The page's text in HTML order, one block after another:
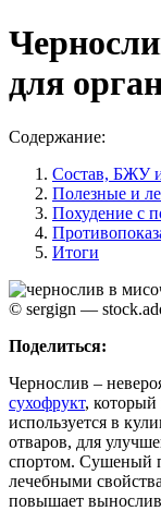
для
Содержание:
Состав, БЖУ
Полезные и
Похудение с
Итоги
© sergign —
Поделиться:
Чернослив –
сухофрукт, который
используется в
отваров, для
спортом. Сушеный
лечебными
повышает